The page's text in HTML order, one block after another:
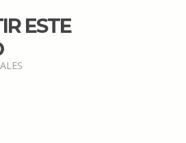
ESTE